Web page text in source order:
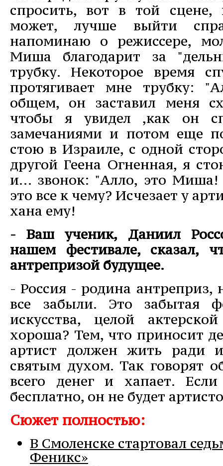
спросить, вот в той сцене,
может, лучше выйти
напоминаю о режиссере,
Миша благодарит за
трубку. Некоторое время
протягивает мне трубку:
общем, он заставил меня
чтобы я увидел ,как он
замечаниями и потом еще
стою в Израиле, с одной
другой Геена Огненная, я
и... звонок: "Алло, это Миша!
это все к чему? Исчезает у
хана ему!
- Ваш ученик, Даниил
нашем фестивале, сказал,
антрепризой будущее.
- Россия - родина
все забыли. Это забытая
искусства, целой
хороша? Тем, что приносит
артист должен жить ради
святым духом. Так говорят
всего денег и хапает.
бесплатно, он не будет
Сюжет полностью:
В Смоленске стартовал
Феникс»